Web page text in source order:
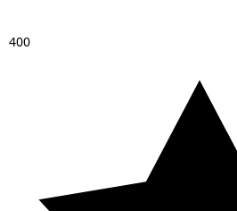
400